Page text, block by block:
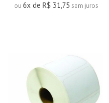
ou 6x de R$ 31,75 sem juros